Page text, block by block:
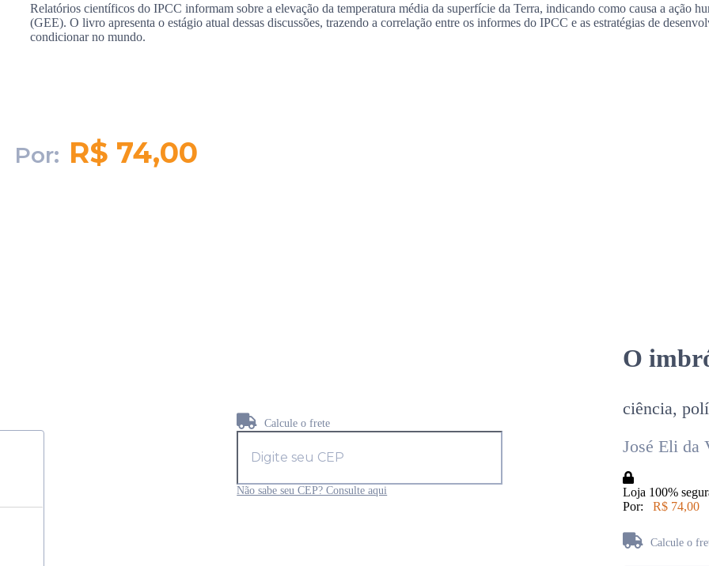
Relatórios científicos do IPCC informam sobre a elevação da temperatura média da superfície da Terra, indicando como causa a ação
(GEE). O livro apresenta o estágio atual dessas discussões, trazendo a correlação entre os informes do IPCC e as estratégias de
condicionar no mundo.
Por: R$ 74,00
Calcule o frete
Não sabe seu CEP? Consulte aqui
O
ciência,
José Eli da
Loja 100%
Por:
R$ 74,00
Calcule o